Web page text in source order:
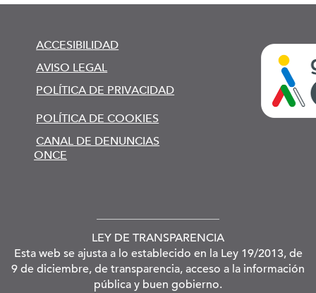
ACCESIBILIDAD
AVISO LEGAL
POLÍTICA DE PRIVACIDAD
POLÍTICA DE COOKIES
CANAL DE DENUNCIAS
ONCE
LEY DE TRANSPARENCIA
Esta web se ajusta a lo establecido en la Ley 19/2013, de
9 de diciembre, de transparencia, acceso a la información
pública y buen gobierno.